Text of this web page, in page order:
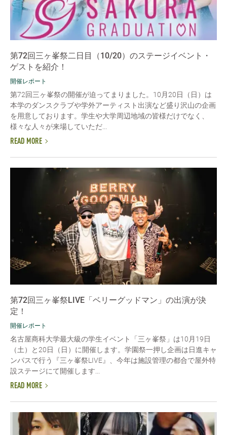
第72回三ヶ峯祭二日目（10/20）のステージイベント・
ゲストを紹介！
開催レポート
第72回三ヶ峯祭の開催が迫ってまりました。10月20日（日）は
本学のダンスクラブや学外アーティスト出演など盛り沢山の企画
を用意しております。学生や大学周辺地域の皆様だけでなく、
様々な人々が来場していただ...
READ MORE
第72回三ヶ峯祭LIVE「ベリーグッドマン」の出演が決
定！
開催レポート
名古屋商科大学最大級の学生イベント「三ヶ峯祭」は10月19日
（土）と20日（日）に開催します。学園祭一押し企画は日進キャ
ンパスで行う『三ヶ峯祭LIVE』、今年は施設管理の都合で屋外特
設ステージにて開催します...
READ MORE